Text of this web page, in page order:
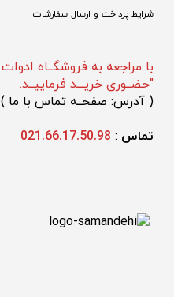
شرایط پرداخت و ارسال سفارشات
با مراجعه به فروشگــاه ادوات
"حضــوری خریـــد فرماییــد.
( آدرس: صفحــه تماس با ما )
تماس :
021.66.17.50.98